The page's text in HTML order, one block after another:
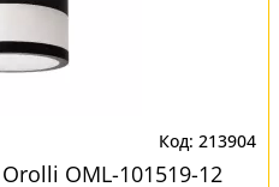
213904
OML-101519-12